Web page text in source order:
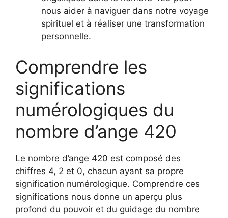
nous aider à naviguer dans notre voyage
spirituel et à réaliser une transformation
personnelle.
Comprendre les
significations
numérologiques du
nombre d’ange 420
Le nombre d’ange 420 est composé des
chiffres 4, 2 et 0, chacun ayant sa propre
signification numérologique. Comprendre ces
significations nous donne un aperçu plus
profond du pouvoir et du guidage du nombre